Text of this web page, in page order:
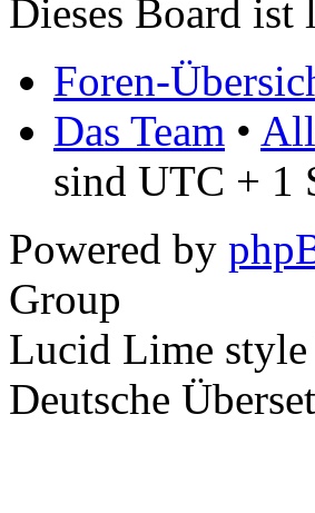
Dieses Board ist
Foren-
Das Team •
sind UTC + 1
Powered by
Group
Lucid Lime
Deutsche